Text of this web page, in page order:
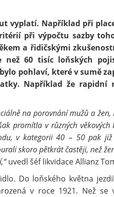
vyplatí. Například při
při výpočtu sazby
a řidičskými
než 60 tisíc loňských
pohlaví, které v sumě
Například že rapidní
na porovnání mužů a
promítla v různých
v kategorii 40 – 50 pak
skoro pětkrát častěji, než
uvedl šéf likvidace Allianz
Do loňského května
v roce 1921. Než